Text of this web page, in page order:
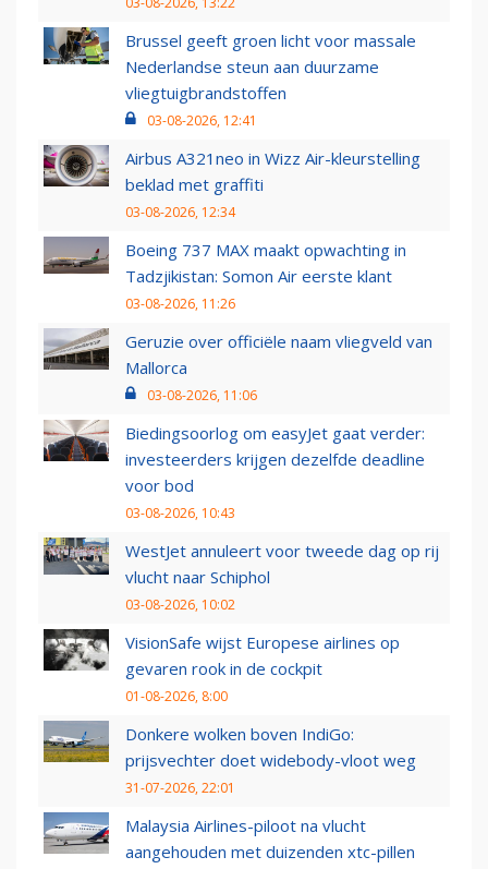
Brussel geeft groen licht voor massale
Nederlandse steun aan duurzame
vliegtuigbrandstoffen
03-08-2026, 12:41
Airbus A321neo in Wizz Air-kleurstelling
beklad met graffiti
03-08-2026, 12:34
Boeing 737 MAX maakt opwachting in
Tadzjikistan: Somon Air eerste klant
03-08-2026, 11:26
Geruzie over officiële naam vliegveld van
Mallorca
03-08-2026, 11:06
Biedingsoorlog om easyJet gaat verder:
investeerders krijgen dezelfde deadline
voor bod
03-08-2026, 10:43
WestJet annuleert voor tweede dag op rij
vlucht naar Schiphol
03-08-2026, 10:02
VisionSafe wijst Europese airlines op
gevaren rook in de cockpit
01-08-2026, 8:00
Donkere wolken boven IndiGo:
prijsvechter doet widebody-vloot weg
31-07-2026, 22:01
Malaysia Airlines-piloot na vlucht
aangehouden met duizenden xtc-pillen